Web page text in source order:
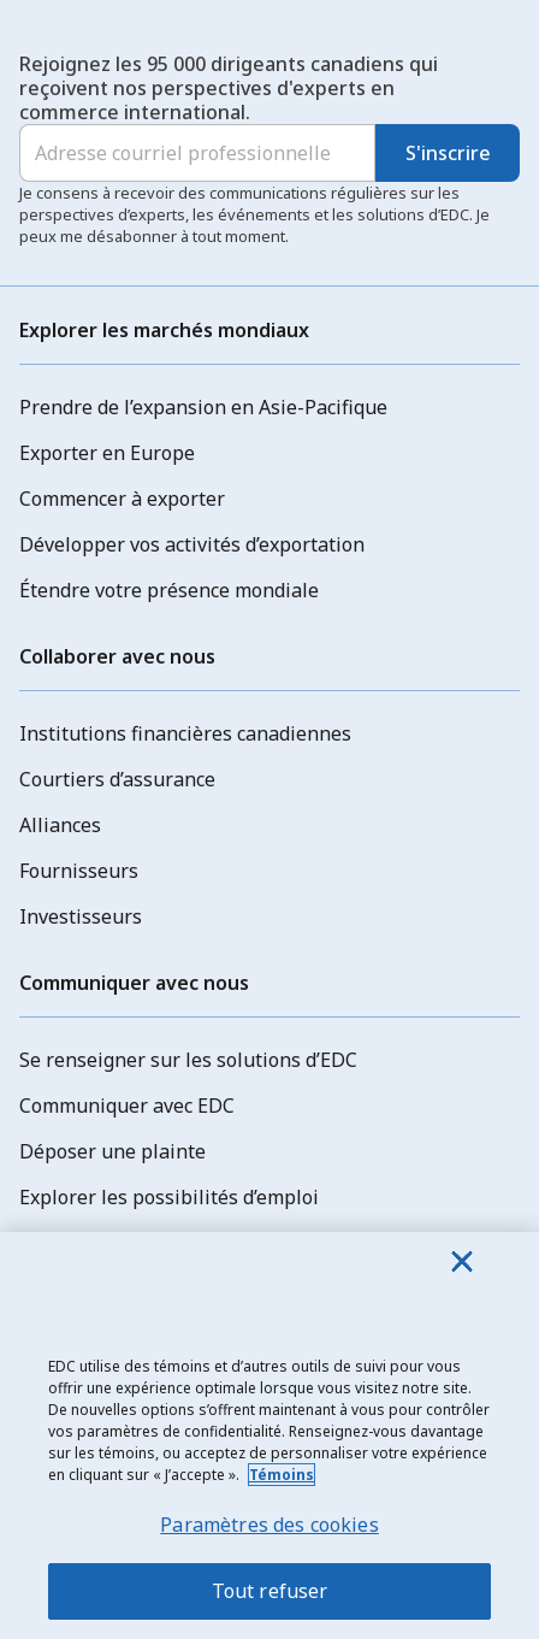
Rejoignez les 95 000 dirigeants canadiens qui
reçoivent nos perspectives d'experts en
commerce international.
S'inscrire
Je consens à recevoir des communications régulières sur les
perspectives d’experts, les événements et les solutions d’EDC. Je
peux me désabonner à tout moment.
Explorer les marchés mondiaux
Prendre de l’expansion en Asie-Pacifique
Exporter en Europe
Commencer à exporter
Développer vos activités d’exportation
Étendre votre présence mondiale
Collaborer avec nous
Institutions financières canadiennes
Courtiers d’assurance
Alliances
Fournisseurs
Investisseurs
Communiquer avec nous
Se renseigner sur les solutions d’EDC
Communiquer avec EDC
Déposer une plainte
Explorer les possibilités d’emploi
Exportation et développement Canada
Énoncé de confidentialité
Plan du site
EDC utilise des témoins et d’autres outils de suivi pour vous
offrir une expérience optimale lorsque vous visitez notre site.
De nouvelles options s’offrent maintenant à vous pour contrôler
vos paramètres de confidentialité. Renseignez-vous davantage
sur les témoins, ou acceptez de personnaliser votre expérience
en cliquant sur « J’accepte ». Témoins
Paramètres des cookies
Tout refuser